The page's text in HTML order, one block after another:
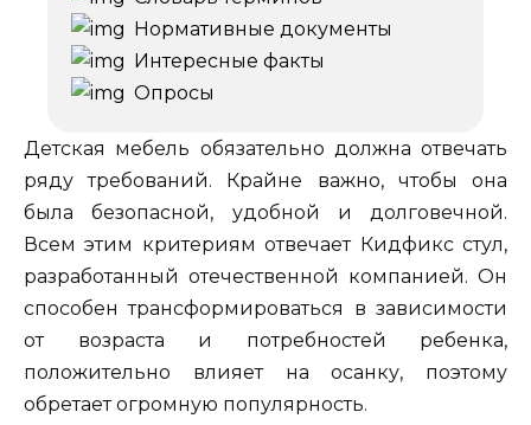
Нормативные документы
Интересные факты
Опросы
Детская мебель обязательно должна отвечать
ряду требований. Крайне важно, чтобы она
была безопасной, удобной и долговечной.
Всем этим критериям отвечает Кидфикс стул,
разработанный отечественной компанией. Он
способен трансформироваться в зависимости
от возраста и потребностей ребенка,
положительно влияет на осанку, поэтому
обретает огромную популярность.